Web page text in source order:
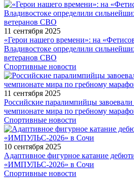
11 сентября 2025
«Герои нашего времени»: на
Владивостоке определили
ветеранов СВО
Спортивные новости
11 сентября 2025
Российские паралимпийцы
чемпионате мира по гребному
Спортивные новости
10 сентября 2025
Адаптивное фигурное катание
«ИМПУЛЬС-2026» в Сочи
Спортивные новости